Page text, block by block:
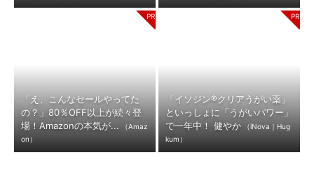
「え、こんなセールやってた
の？」80％OFF以上が続々登
場！Amazonの本気が...
（Amaz
on）
「イソジン®クリアうがい薬」
といっしょに「うがいパワー」
で一年中！ 健やか
（iNova｜Hug
kum）